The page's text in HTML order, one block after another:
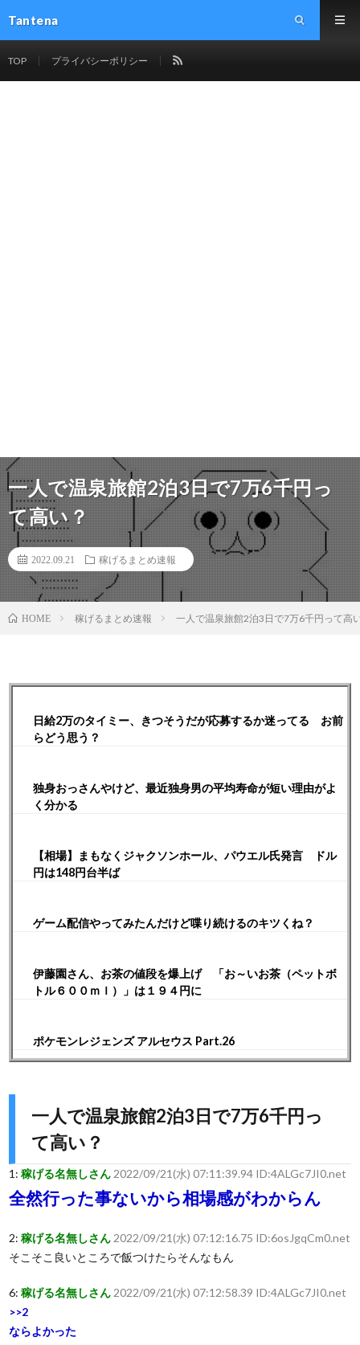
Tantena
TOP プライバシーポリシー
一人で温泉旅館2泊3日で7万6千円っ
て高い？
2022.09.21 稼げるまとめ速報
HOME 稼げるまとめ速報 一人で温泉旅館2泊3日で7万6千円って高
日給2万のタイミー、きつそうだが応募するか迷ってる お前
らどう思う？
独身おっさんやけど、最近独身男の平均寿命が短い理由がよ
く分かる
【相場】まもなくジャクソンホール、パウエル氏発言 ドル
円は148円台半ば
ゲーム配信やってみたんだけど喋り続けるのキツくね？
伊藤園さん、お茶の値段を爆上げ 「お～いお茶（ペットボ
トル６００ｍｌ）」は１９４円に
ポケモンレジェンズ アルセウス Part.26
一人で温泉旅館2泊3日で7万6千円っ
て高い？
1: 稼げる名無しさん 2022/09/21(水) 07:11:39.94 ID:4ALGc7JI0.net
全然行った事ないから相場感がわからん
2: 稼げる名無しさん 2022/09/21(水) 07:12:16.75 ID:6osJgqCm0.net
そこそこ良いところで飯つけたらそんなもん
6: 稼げる名無しさん 2022/09/21(水) 07:12:58.39 ID:4ALGc7JI0.net
>>2
ならよかった